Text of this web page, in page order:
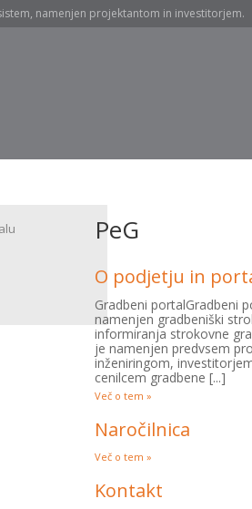
namenjen projektantom in investitorjem.
PeG
O podjetju in
Gradbeni portalGradbeni
namenjen gradbeniški
informiranja strokovne
je namenjen predvsem
inženiringom,
cenilcem gradbene [...]
Več o tem »
Naročilnica
Več o tem »
Kontakt